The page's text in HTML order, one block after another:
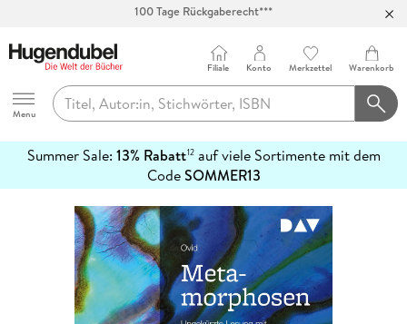
Abholung in über 100 Filialen
Hugendubel
Menu
Filiale Konto Merkzettel Warenkorb
Summer Sale: 13% Rabatt12auf viele Sortimente mit dem
CodeSOMMER13
erfahren